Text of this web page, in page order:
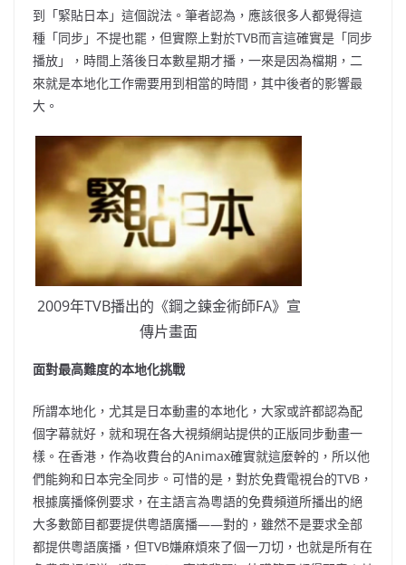
到「緊貼日本」這個說法。筆者認為，應該很多人都覺得這
種「同步」不提也罷，但實際上對於TVB而言這確實是「同步
播放」，時間上落後日本數星期才播，一來是因為檔期，二
來就是本地化工作需要用到相當的時間，其中後者的影響最
大。
2009年TVB播出的《鋼之鍊金術師FA》宣
傳片畫面
面對最高難度的本地化挑戰
所謂本地化，尤其是日本動畫的本地化，大家或許都認為配
個字幕就好，就和現在各大視頻網站提供的正版同步動畫一
樣。在香港，作為收費台的Animax確實就這麼幹的，所以他
們能夠和日本完全同步。可惜的是，對於免費電視台的TVB，
根據廣播條例要求，在主語言為粵語的免費頻道所播出的絕
大多數節目都要提供粵語廣播——對的，雖然不是要求全部
都提供粵語廣播，但TVB嫌麻煩來了個一刀切，也就是所有在